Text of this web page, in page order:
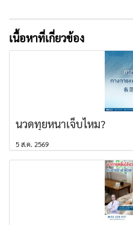
เนื้อหาที่เกี่ยวข้อง
นวดทุยหนาเจ็บไหม?
5 ส.ค. 2569